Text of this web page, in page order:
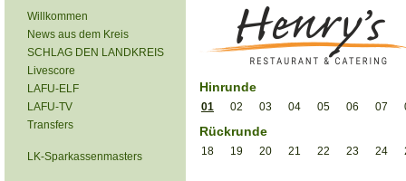
Willkommen
News aus dem Kreis
SCHLAG DEN LANDKREIS
Livescore
LAFU-ELF
LAFU-TV
Transfers
LK-Sparkassenmasters
Hinrunde
01 02 03 04 05 06 07
Rückrunde
18 19 20 21 22 23 24